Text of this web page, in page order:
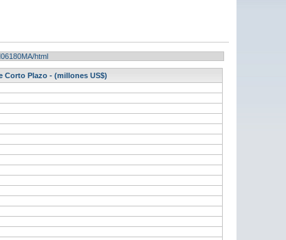
html
Corto Plazo - (millones US$)